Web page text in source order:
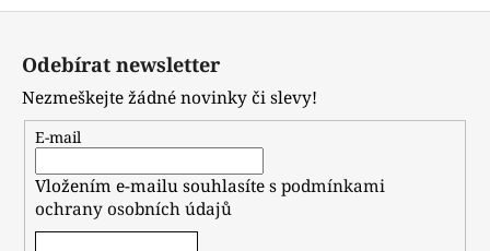
Odebírat newsletter
Nezmeškejte žádné novinky či slevy!
E-mail
Vložením e-mailu souhlasíte spodmínkami
ochrany osobních údajů